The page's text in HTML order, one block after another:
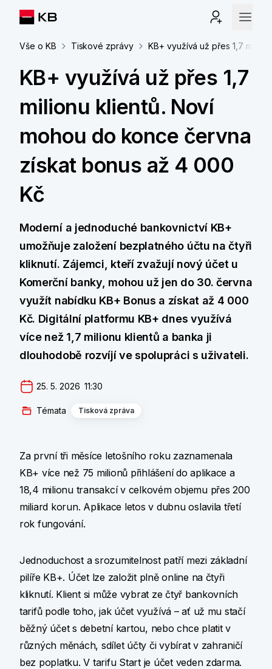
Vše o KB Tiskové zprávy KB+ využívá už přes 1,7
KB+ využívá už přes 1,7
milionu klientů. Noví
mohou do konce června
získat bonus až 4 000
Kč
Moderní a jednoduché bankovnictví KB+
umožňuje založení bezplatného účtu na čtyři
kliknutí. Zájemci, kteří zvažují nový účet u
Komerční banky, mohou už jen do 30. června
využít nabídku KB+ Bonus a získat až 4 000
Kč. Digitální platformu KB+ dnes využívá
více než 1,7 milionu klientů a banka ji
dlouhodobě rozvíjí ve spolupráci s uživateli.
25. 5. 2026  11:30
Témata Tisková zpráva
Za první tři měsíce letošního roku zaznamenala
KB+ více než 75 milionů přihlášení do aplikace a
18,4 milionu transakcí v celkovém objemu přes 200
miliard korun. Aplikace letos v dubnu oslavila třetí
rok fungování.
Jednoduchost a srozumitelnost patří mezi základní
pilíře KB+. Účet lze založit plně online na čtyři
kliknutí. Klient si může vybrat ze čtyř bankovních
tarifů podle toho, jak účet využívá – ať už mu stačí
běžný účet s debetní kartou, nebo chce platit v
různých měnách, sdílet účty či vybírat v zahraničí
bez poplatku. V tarifu Start je účet veden zdarma.